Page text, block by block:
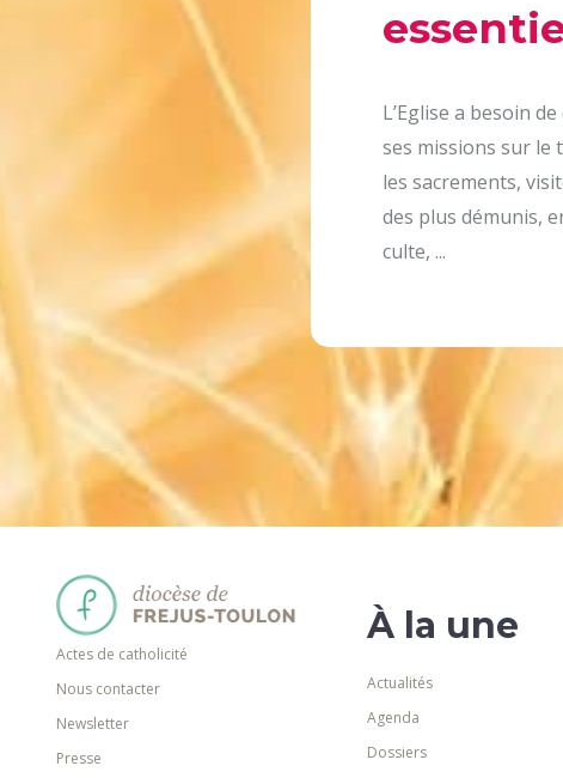
L’Eglise a besoin
ses missions sur le
les sacrements,
des plus démunis,
culte, ...
Actes de catholicité
Nous contacter
Newsletter
Presse
À la une
Actualités
Agenda
Dossiers